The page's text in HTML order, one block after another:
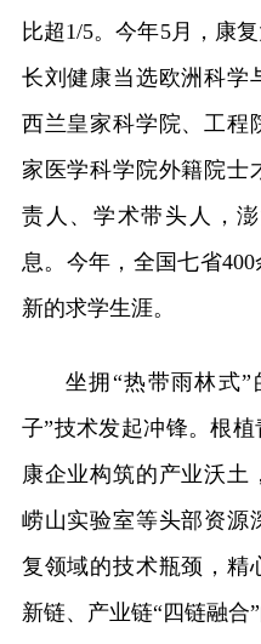
比超1/5。今年5月，康
长刘健康当选欧洲科学
西兰皇家科学院、工程
家医学科学院外籍院士
责人、学术带头人，
息。今年，全国七省
新的求学生涯。
坐拥“热带雨林式
子”技术发起冲锋。根
康企业构筑的产业沃土
崂山实验室等头部资源
复领域的技术瓶颈，精
新链、产业链“四链融合”